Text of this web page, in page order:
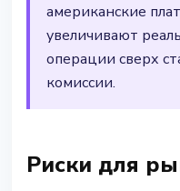
американские
увеличивают
операции сверх
комиссии.
Риски для